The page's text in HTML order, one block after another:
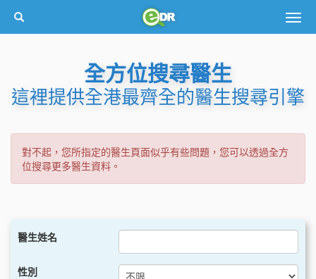
全方位搜尋醫生
這裡提供全港最齊全的醫生搜尋引擎
對不起，您所指定的醫生頁面似乎有些問題，您可以透過全方
位搜尋更多醫生資料。
醫生姓名
性別